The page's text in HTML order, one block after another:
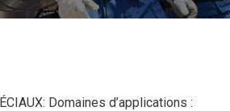
Domaines d’applications :